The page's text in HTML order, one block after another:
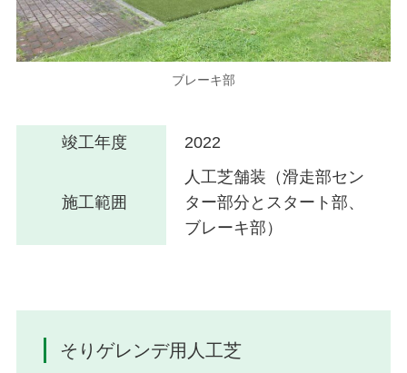
ブレーキ部
竣工年度 2022
施工範囲
人工芝舗装（滑走部セン
ター部分とスタート部、
ブレーキ部）
そりゲレンデ用人工芝